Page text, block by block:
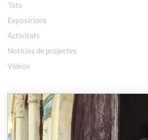
Tots
Exposicions
Activitats
Notícies de projectes
Vídeos